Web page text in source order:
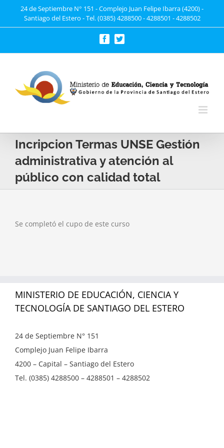
24 de Septiembre N° 151 - Complejo Juan Felipe Ibarra (4200) -
Santiago del Estero - Tel. (0385) 4288500 - 4288501 - 4288502
FacebookTwitter
Incripcion Termas UNSE Gestión
administrativa y atención al
público con calidad total
Se completó el cupo de este curso
MINISTERIO DE EDUCACIÓN, CIENCIA Y
TECNOLOGÍA DE SANTIAGO DEL ESTERO
24 de Septiembre N° 151
Complejo Juan Felipe Ibarra
4200 – Capital – Santiago del Estero
Tel. (0385) 4288500 – 4288501 – 4288502